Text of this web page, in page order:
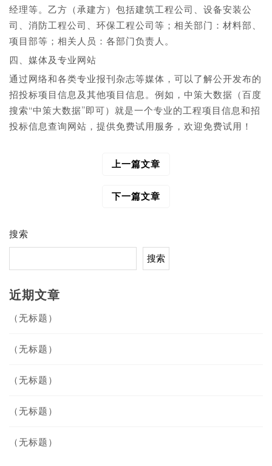
经理等。乙方（承建方）包括建筑工程公司、设备安装公
司、消防工程公司、环保工程公司等；相关部门：材料部、
项目部等；相关人员：各部门负责人。
四、媒体及专业网站
通过网络和各类专业报刊杂志等媒体，可以了解公开发布的
招投标项目信息及其他项目信息。例如，中策大数据（百度
搜索“中策大数据”即可）就是一个专业的工程项目信息和招
投标信息查询网站，提供免费试用服务，欢迎免费试用！
上一篇文章
下一篇文章
搜索
搜索
近期文章
（无标题）
（无标题）
（无标题）
（无标题）
（无标题）